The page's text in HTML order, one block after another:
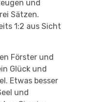
und
Sätzen.
1:2 aus Sicht
Förster und
Glück und
Etwas besser
und